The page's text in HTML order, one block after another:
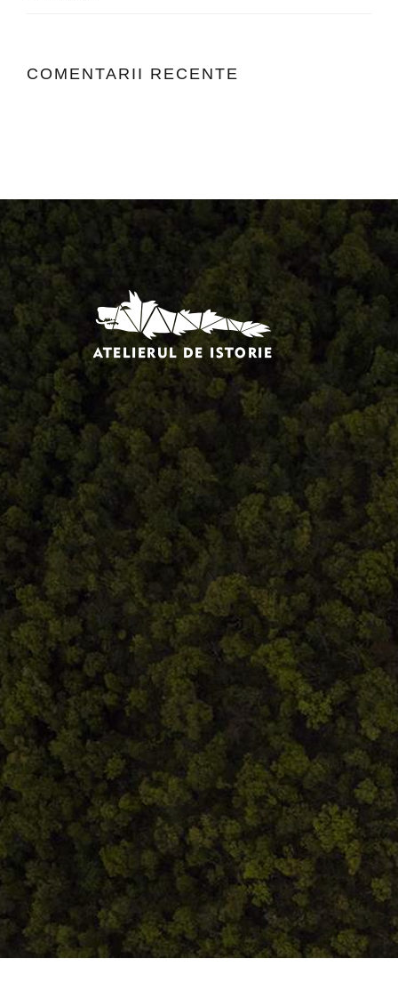
COMENTARII RECENTE
Comandă, plată, livrare
Întreținere produse
Facebook.com/atelieruldeistorie
Contact@atelieruldeistorie.ro
0748.884.543
Termeni și condiții
ANPC
Home Despre noi Produse
Contact
Termeni și condiții
S.C. Atelierul de istorie SRL
J12/419/2016
CIF 35566674
RO48ROIN4021ZZ6H9WDUW2T2 Salt Bank